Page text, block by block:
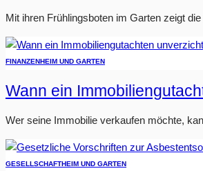
Mit ihren Frühlingsboten im Garten zeigt
FINANZENHEIM UND GARTEN
Wann ein
Wer seine Immobilie verkaufen möchte,
GESELLSCHAFTHEIM UND GARTEN